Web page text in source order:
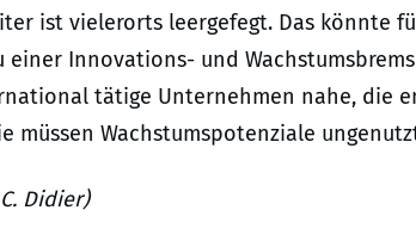
ist vielerorts leergefegt. Das könnte
Innovations- und
tätige Unternehmen nahe, die
müssen Wachstumspotenziale
Didier)